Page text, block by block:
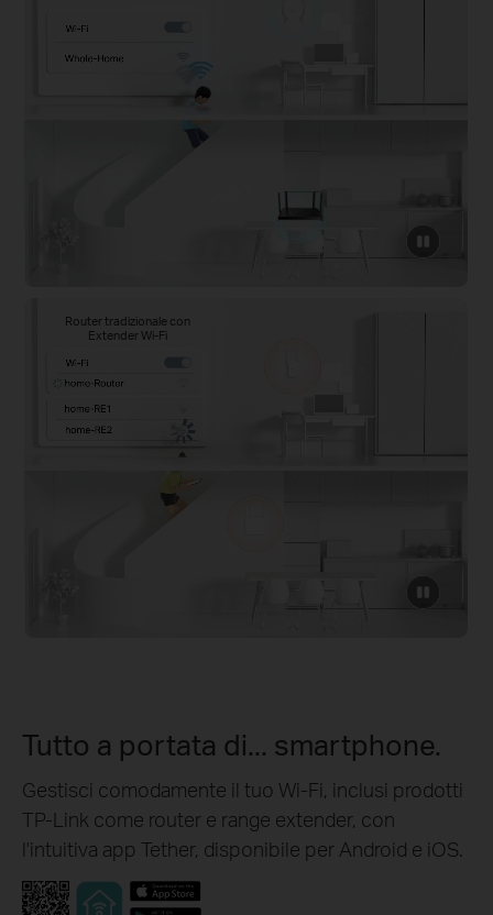
to
to
Router tradizionale con
Extender Wi-Fi
Tutto a portata di... smartphone.
Gestisci comodamente il tuo Wi-Fi, inclusi prodotti
TP-Link come router e range extender, con
l'intuitiva app Tether, disponibile per Android e iOS.